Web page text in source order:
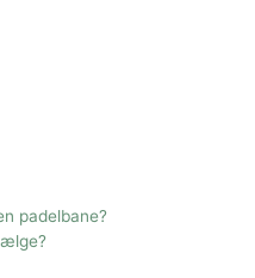
padelbane?